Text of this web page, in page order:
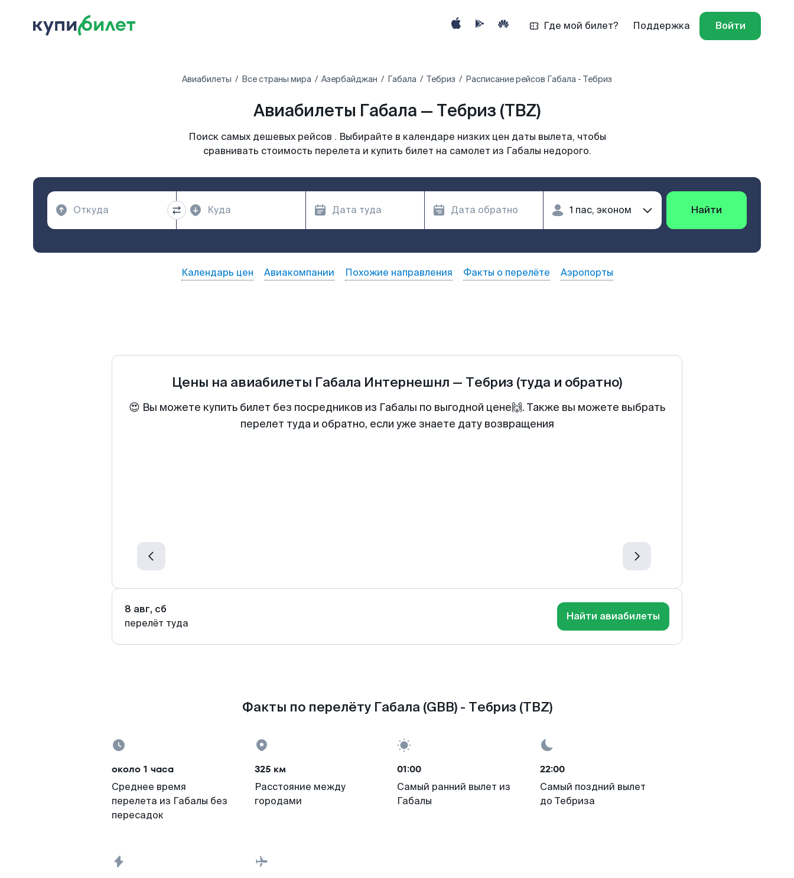
Где мой билет? Поддержка Войти
Авиабилеты Все страны мира Азербайджан Габала Тебриз Расписание рейсов Габала - Тебриз
Авиабилеты Габала — Тебриз (TBZ)
Поиск самых дешевых рейсов . Выбирайте в календаре низких цен даты вылета, чтобы
сравнивать стоимость перелета и купить билет на самолет из Габалы недорого.
Найти
Календарь цен Авиакомпании Похожие направления Факты о перелёте Аэропорты
Цены на авиабилеты Габала Интернешнл — Тебриз (туда и обратно)
😍 Вы можете купить билет без посредников из Габалы по выгодной цене🙌. Также вы можете выбрать
перелет туда и обратно, если уже знаете дату возвращения
8 авг, сб
перелёт туда
Найти авиабилеты
Факты по перелёту Габала (GBB) - Тебриз (TBZ)
около 1 часа
Среднее время
перелета из Габалы без
пересадок
325 км
Расстояние между
городами
01:00
Самый ранний вылет из
Габалы
22:00
Самый поздний вылет
до Тебриза